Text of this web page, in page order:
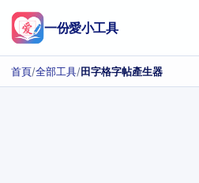
一份愛小工具
首頁/全部工具/田字格字帖產生器